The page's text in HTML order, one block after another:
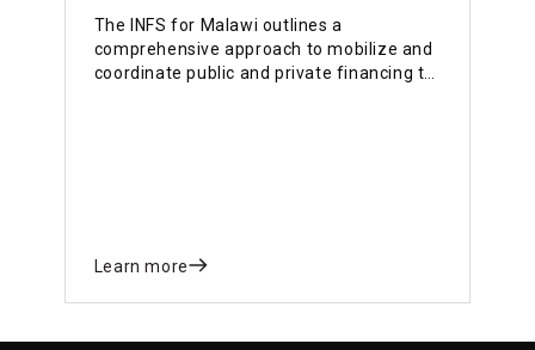
The INFS for Malawi outlines a
comprehensive approach to mobilize and
coordinate public and private financing to
Learn more